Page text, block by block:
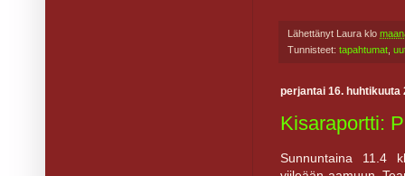
Lähettänyt Laura klo
Tunnisteet: tapahtumat
perjantai 16. huhtikuuta
Kisaraportti:
Sunnuntaina 11.4